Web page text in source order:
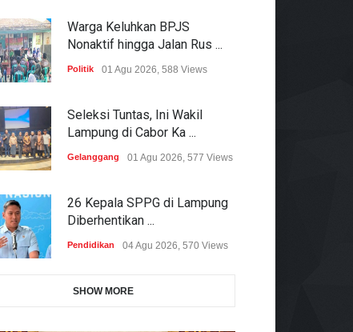
Warga Keluhkan BPJS
Nonaktif hingga Jalan Rus ...
Politik 01 Agu 2026, 588 Views
Seleksi Tuntas, Ini Wakil
Lampung di Cabor Ka ...
Gelanggang 01 Agu 2026, 577 Views
26 Kepala SPPG di Lampung
Diberhentikan ...
Pendidikan 04 Agu 2026, 570 Views
SHOW MORE